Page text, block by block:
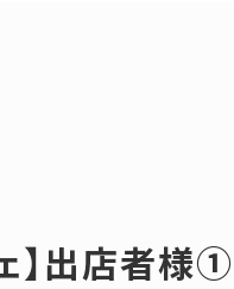
】出店者様